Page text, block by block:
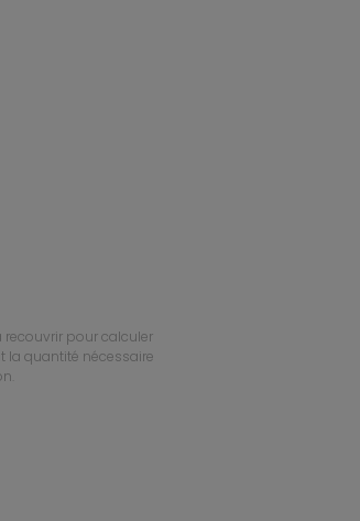
recouvrir pour calculer
quantité nécessaire